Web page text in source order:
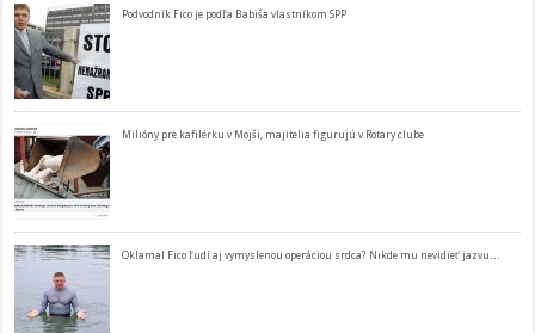
Podvodník Fico je podľa Babiša vlastníkom SPP
Milióny pre kafilérku v Mojši, majitelia figurujú v Rotary clube
Oklamal Fico ľudí aj vymyslenou operáciou srdca? Nikde mu nevidieť jazvu…